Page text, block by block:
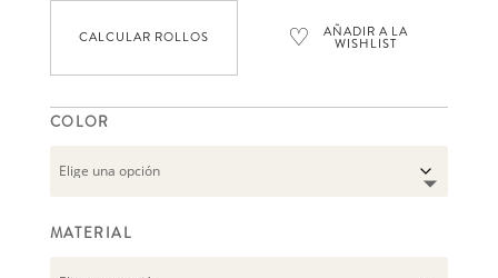
CALCULAR ROLLOS ♡ AÑADIR A LA
WISHLIST
COLOR
MATERIAL